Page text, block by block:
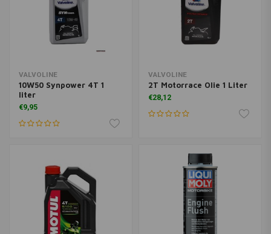
VALVOLINE
10W50 Synpower 4T 1
liter
€9,95
VALVOLINE
2T Motorrace Olie 1 Liter
€28,12